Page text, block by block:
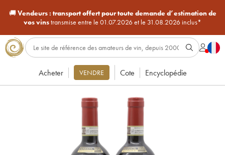
🚚Vendeurs : transport offert pour toute demande d’estimation de
vos vinstransmise entre le 01.07.2026 et le 31.08.2026 inclus*
Acheter VENDRE Cote Encyclopédie